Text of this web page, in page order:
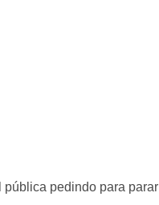
pedindo para parar